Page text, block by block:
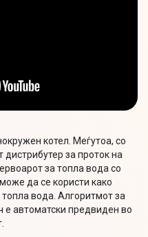
котел. Меѓутоа, со
за проток на
за топла вода со
да се користи како
топла вода. Алгоритмот за
е автоматски предвиден во